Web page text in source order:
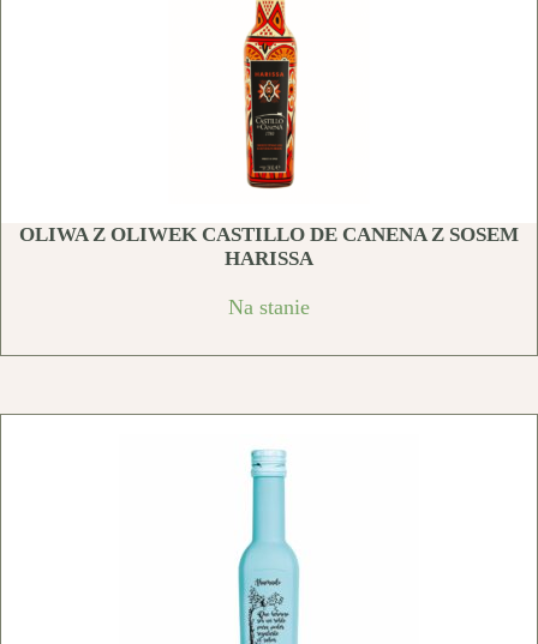
OLIWA Z OLIWEK CASTILLO DE CANENA Z SOSEM
HARISSA
Na stanie